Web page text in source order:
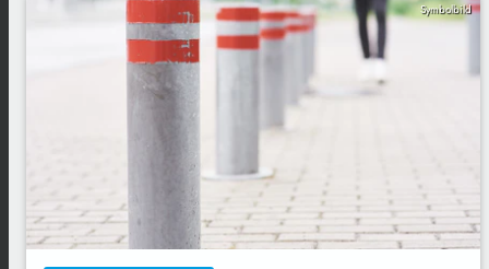
Symbolbild